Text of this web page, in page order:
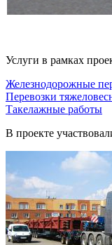
Услуги в рамках
Железнодорожные
Перевозки
Такелажные работы
В проекте